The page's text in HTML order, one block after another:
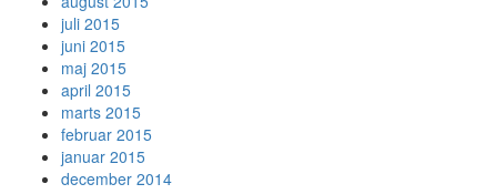
juli 2015
juni 2015
maj 2015
april 2015
marts 2015
februar 2015
januar 2015
december 2014